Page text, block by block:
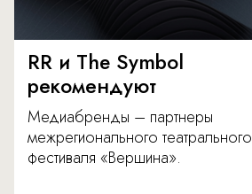
RR и The Symbol
рекомендуют
Медиабренды – партнеры
межрегионального театрального
фестиваля «Вершина».